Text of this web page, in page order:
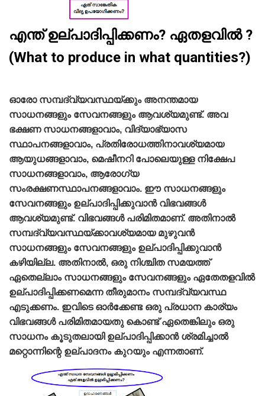
എന്ത് ഉല്പാദിപ്പിക്കണം? ഏതളവില്‍ ?
(What to produce in what quantities?)
ഓരോ സമ്പദ്‌വ്യവസ്ഥയ്ക്കും അനന്തമായ
സാധനങ്ങളും സേവനങ്ങളും ആവശ്യമുണ്ട്‌. അവ
ഭക്ഷണ സാധനങ്ങളാവാം, വിദ്യാഭ്യാസ
സ്ഥാപനങ്ങളാവാം, പ്രതിരോധത്തിനാവശ്യമായ
ആയുധങ്ങളാവാം, മെഷീനറി പോലെയുള്ള നിക്ഷേപ
സാധനങ്ങളാവാം, ആരോഗ്യ
സംരക്ഷണസ്ഥാപനങ്ങളാവാം. ഈ സാധനങ്ങളും
സേവനങ്ങളും ഉല്പാദിപ്പിക്കുവാന്‍ വിഭവങ്ങള്‍
ആവശ്യമുണ്ട്‌. വിഭവങ്ങള്‍ പരിമിതമാണ്‌. അതിനാല്‍
സമ്പദ്‌വ്യവസ്ഥയ്ക്കാവശ്യമായ മുഴുവന്‍
സാധനങ്ങളും സേവനങ്ങളും ഉല്പാദിപ്പിക്കുവാന്‍
കഴിയില്ല. അതിനാല്‍, ഒരു നിശ്ചിത സമയത്ത്‌
ഏതെല്ലാം സാധനങ്ങളും സേവനങ്ങളും ഏതേതളവില്‍
ഉല്പാദിപ്പിക്കണമെന്ന തീരുമാനം സമ്പദ്വ്യവസ്ഥ
എടുക്കണം. ഇവിടെ ഓര്‍ക്കേണ്ട ഒരു പ്രധാന കാര്യം
വിഭവങ്ങള്‍ പരിമിതമായതു കൊണ്ട്‌ ഏതെങ്കിലും ഒരു
സാധനം കൂടുതലായി ഉല്പാദിപ്പിക്കാന്‍ ശ്രമിച്ചാല്‍
മറ്റൊന്നിന്റെ ഉല്പാദനം കുറയും എന്നതാണ്‌.